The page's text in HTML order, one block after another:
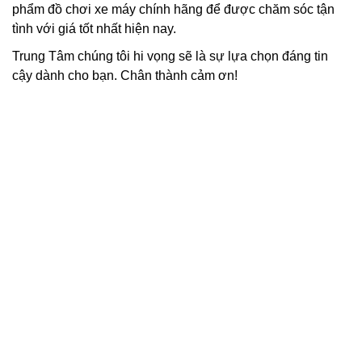
phẩm đồ chơi xe máy chính hãng để được chăm sóc tận
tình với giá tốt nhất hiện nay.
Trung Tâm chúng tôi hi vọng sẽ là sự lựa chọn đáng tin
cậy dành cho bạn. Chân thành cảm ơn!